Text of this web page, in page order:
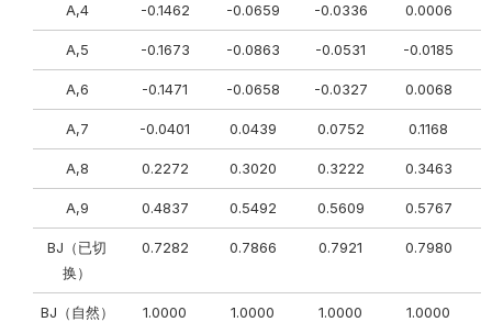
A,4 -0.1462 -0.0659 -0.0336 0.0006
A,5 -0.1673 -0.0863 -0.0531 -0.0185
A,6 -0.1471 -0.0658 -0.0327 0.0068
A,7 -0.0401 0.0439 0.0752 0.1168
A,8 0.2272 0.3020 0.3222 0.3463
A,9 0.4837 0.5492 0.5609 0.5767
BJ（已切
换）
0.7282 0.7866 0.7921 0.7980
BJ（自然） 1.0000 1.0000 1.0000 1.0000